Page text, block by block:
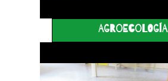
Agroecología